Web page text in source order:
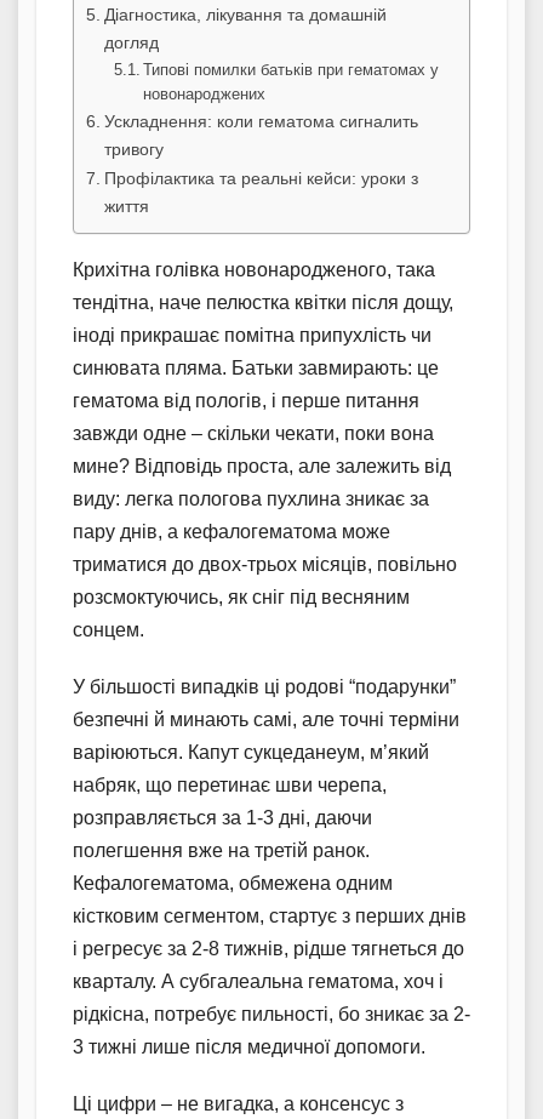
Діагностика, лікування та домашній
догляд
Типові помилки батьків при гематомах у
новонароджених
Ускладнення: коли гематома сигналить
тривогу
Профілактика та реальні кейси: уроки з
життя
Крихітна голівка новонародженого, така
тендітна, наче пелюстка квітки після дощу,
іноді прикрашає помітна припухлість чи
синювата пляма. Батьки завмирають: це
гематома від пологів, і перше питання
завжди одне – скільки чекати, поки вона
мине? Відповідь проста, але залежить від
виду: легка пологова пухлина зникає за
пару днів, а кефалогематома може
триматися до двох-трьох місяців, повільно
розсмоктуючись, як сніг під весняним
сонцем.
У більшості випадків ці родові “подарунки”
безпечні й минають самі, але точні терміни
варіюються. Капут сукцеданеум, м’який
набряк, що перетинає шви черепа,
розправляється за 1-3 дні, даючи
полегшення вже на третій ранок.
Кефалогематома, обмежена одним
кістковим сегментом, стартує з перших днів
і регресує за 2-8 тижнів, рідше тягнеться до
кварталу. А субгалеальна гематома, хоч і
рідкісна, потребує пильності, бо зникає за 2-
3 тижні лише після медичної допомоги.
Ці цифри – не вигадка, а консенсус з